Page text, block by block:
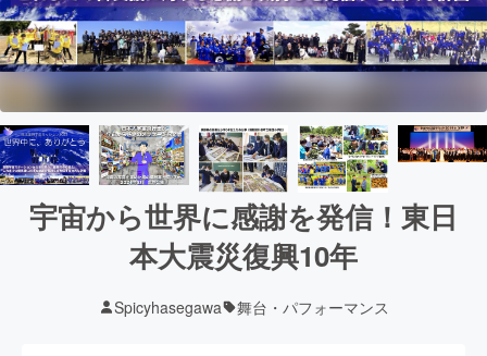
宇宙から世界に感謝を発信！東日
本大震災復興10年
Spicyhasegawa 舞台・パフォーマンス